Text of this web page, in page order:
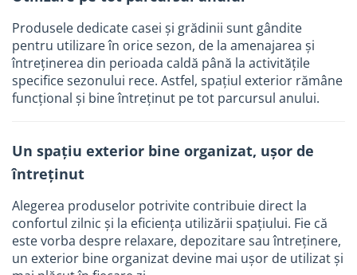
Separatoare de gazon
Geocelule terasamente
Pavele ecologice
Plase umbrire si antiinghet
Electrice
Corpuri de iluminat
Senzori de miscare
Cabluri si conductori
Aparataje
Scule si dispozitive de lucru
Dispozitive tevi
Produsele dedicate casei și grădinii sunt gândite
pentru utilizare în orice sezon, de la amenajarea și
întreținerea din perioada caldă până la activitățile
specifice sezonului rece. Astfel, spațiul exterior rămâne
funcțional și bine întreținut pe tot parcursul anului.
Un spațiu exterior bine organizat, ușor de
întreținut
Alegerea produselor potrivite contribuie direct la
confortul zilnic și la eficiența utilizării spațiului. Fie că
este vorba despre relaxare, depozitare sau întreținere,
un exterior bine organizat devine mai ușor de utilizat și